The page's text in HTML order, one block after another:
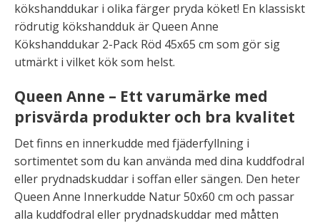
kökshanddukar i olika färger pryda köket! En klassiskt
rödrutig kökshandduk är Queen Anne
Kökshanddukar 2-Pack Röd 45x65 cm som gör sig
utmärkt i vilket kök som helst.
Queen Anne – Ett varumärke med
prisvärda produkter och bra kvalitet
Det finns en innerkudde med fjäderfyllning i
sortimentet som du kan använda med dina kuddfodral
eller prydnadskuddar i soffan eller sängen. Den heter
Queen Anne Innerkudde Natur 50x60 cm och passar
alla kuddfodral eller prydnadskuddar med måtten